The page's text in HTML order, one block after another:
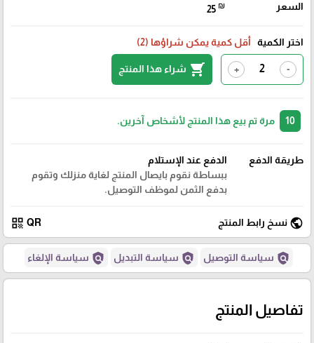
السعر 25 ₪
اختر الكمية أقل كمية يمكن شراؤها (2)
-
+
shopping_cart شراء هذا المنتج
مرة تم بيع هذا المنتج لأشخاص آخرين.
طريقة الدفع
الدفع عند الإستلام
ببساطة نقوم بايصال المنتج لغاية منزلك وتقوم
بدفع الثمن لموظف التوصيل.
public نسخ رابط المنتج QR
qr_code
policy سياسة التوصيل policy سياسة التبديل policy سياسة الإلغاء
تفاصيل المنتج